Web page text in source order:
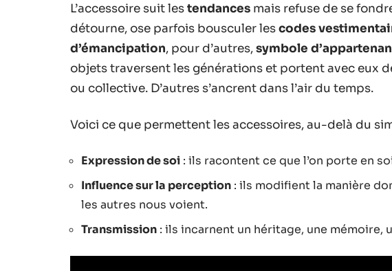
L’accessoire suit lestendances mais refuse de se
détourne, ose parfois bousculer lescodes
d’émancipation, pour d’autres,symbole
objets traversent les générations et portent avec eux
ou collective. D’autres s’ancrent dans l’air du temps.
Voici ce que permettent les accessoires, au-delà du
Expression de soi : ils racontent ce que l’on porte en
Influence sur la perception : ils modifient la manière
les autres nous voient.
Transmission : ils incarnent un héritage, une mémoire,